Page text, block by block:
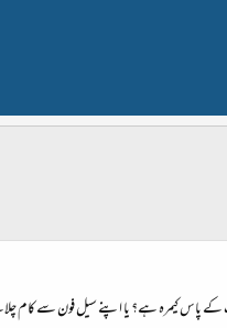
پاس کیمرہ ہے؟ یا اپنے سیل فون سے کام